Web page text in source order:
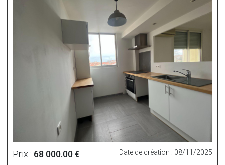
Prix : 68 000.00 € Date de création : 08/11/2025